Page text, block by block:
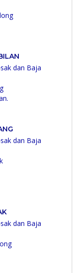
dan Baja
dan Baja
dan Baja